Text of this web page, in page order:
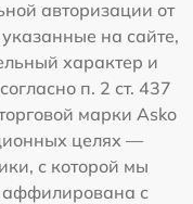
авторизации от
на сайте,
характер и
п. 2 ст. 437
марки Asko
целях —
с которой мы
аффилирована с